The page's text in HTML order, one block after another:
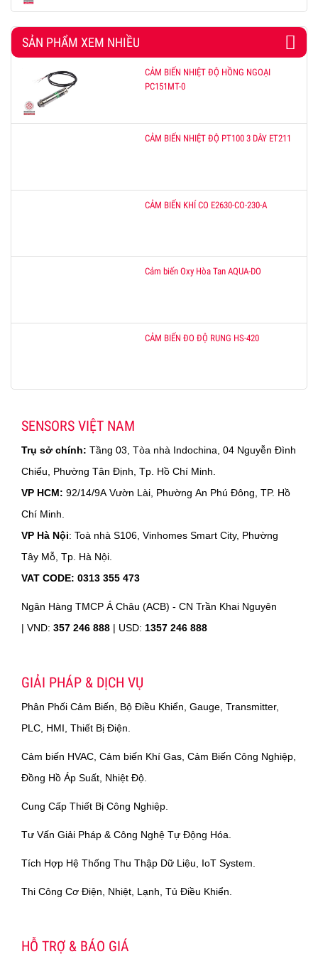
SẢN PHẨM XEM NHIỀU
CẢM BIẾN NHIỆT ĐỘ HỒNG NGOẠI
PC151MT-0
CẢM BIẾN NHIỆT ĐỘ PT100 3 DÂY ET211
CẢM BIẾN KHÍ CO E2630-CO-230-A
Cảm biến Oxy Hòa Tan AQUA-DO
CẢM BIẾN ĐO ĐỘ RUNG HS-420
SENSORS VIỆT NAM
Trụ sở chính: Tầng 03, Tòa nhà Indochina, 04 Nguyễn Đình
Chiểu, Phường Tân Định, Tp. Hồ Chí Minh.
VP HCM: 92/14/9A Vườn Lài, Phường An Phú Đông, TP. Hồ
Chí Minh.
VP Hà Nội: Toà nhà S106, Vinhomes Smart City, Phường
Tây Mỗ, Tp. Hà Nội.
VAT CODE: 0313 355 473
Ngân Hàng TMCP Á Châu (ACB) - CN Trần Khai Nguyên
| VND: 357 246 888 | USD: 1357 246 888
GIẢI PHÁP & DỊCH VỤ
Phân Phối Cảm Biến, Bộ Điều Khiển, Gauge, Transmitter,
PLC, HMI, Thiết Bị Điện.
Cảm biến HVAC, Cảm biến Khí Gas, Cảm Biến Công Nghiệp,
Đồng Hồ Áp Suất, Nhiệt Độ.
Cung Cấp Thiết Bị Công Nghiệp.
Tư Vấn Giải Pháp & Công Nghệ Tự Động Hóa.
Tích Hợp Hệ Thống Thu Thập Dữ Liệu, IoT System.
Thi Công Cơ Điện, Nhiệt, Lạnh, Tủ Điều Khiển.
HỖ TRỢ & BÁO GIÁ